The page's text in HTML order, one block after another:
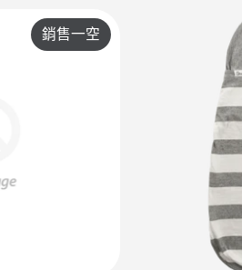
銷售一空